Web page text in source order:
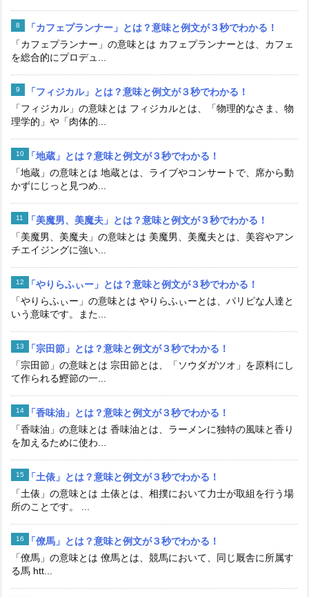
「カフェプランナー」とは？意味と例文が３秒でわかる！
「カフェプランナー」の意味とは カフェプランナーとは、カフェ
を総合的にプロデュ...
「フィジカル」とは？意味と例文が３秒でわかる！
「フィジカル」の意味とは フィジカルとは、「物理的なさま、物
理学的」や「肉体的...
「地蔵」とは？意味と例文が３秒でわかる！
「地蔵」の意味とは 地蔵とは、ライブやコンサートで、席から動
かずにじっと見つめ...
「美魔男、美魔夫」とは？意味と例文が３秒でわかる！
「美魔男、美魔夫」の意味とは 美魔男、美魔夫とは、美容やアン
チエイジングに強い...
「やりらふぃー」とは？意味と例文が３秒でわかる！
「やりらふぃー」の意味とは やりらふぃーとは、パリピな人達と
いう意味です。また...
「宗田節」とは？意味と例文が３秒でわかる！
「宗田節」の意味とは 宗田節とは、「ソウダガツオ」を原料にし
て作られる鰹節の一...
「香味油」とは？意味と例文が３秒でわかる！
「香味油」の意味とは 香味油とは、ラーメンに独特の風味と香り
を加えるために使わ...
「土俵」とは？意味と例文が３秒でわかる！
「土俵」の意味とは 土俵とは、相撲において力士が取組を行う場
所のことです。 ...
「僚馬」とは？意味と例文が３秒でわかる！
「僚馬」の意味とは 僚馬とは、競馬において、同じ厩舎に所属す
る馬 htt...